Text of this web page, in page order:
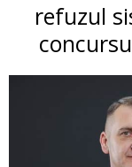
refuzul